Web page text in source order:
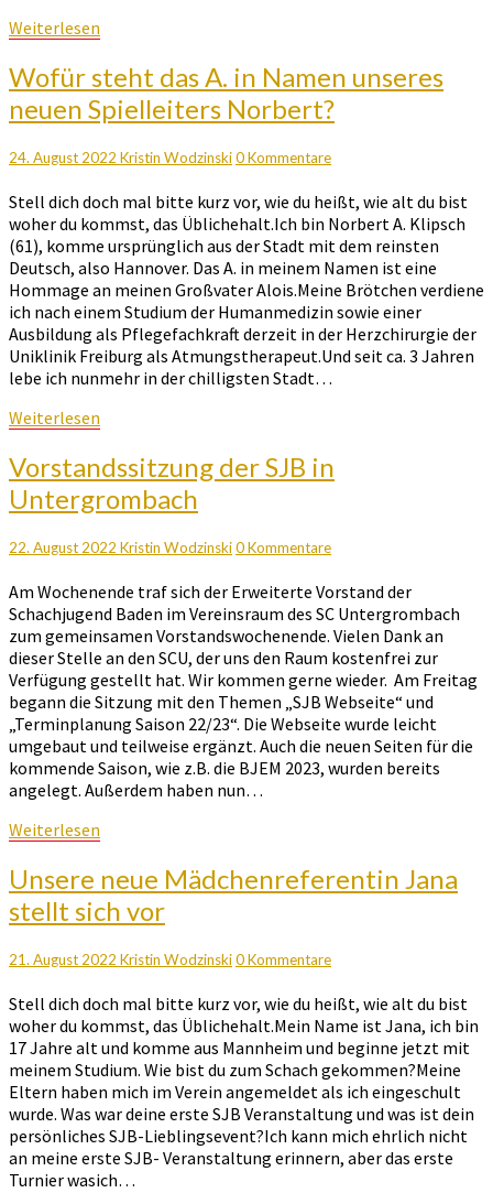
Weiterlesen
Wofür
steht
das
in
unseres
neuen
Spielleiters
Norbert?
Wofür steht das A. in Namen unseres
neuen Spielleiters Norbert?
24. August 2022 Kristin WodzinskiKommentare
0 Kommentare
Stell dich doch mal bitte kurz vor, wie du heißt, wie alt du bist
woher du kommst, das Üblichehalt.Ich bin Norbert A. Klipsch
(61), komme ursprünglich aus der Stadt mit dem reinsten
Deutsch, also Hannover. Das A. in meinem Namen ist eine
Hommage an meinen Großvater Alois.Meine Brötchen verdiene
ich nach einem Studium der Humanmedizin sowie einer
Ausbildung als Pflegefachkraft derzeit in der Herzchirurgie der
Uniklinik Freiburg als Atmungstherapeut.Und seit ca. 3 Jahren
lebe ich nunmehr in der chilligsten Stadt…
Weiterlesen
Vorstandssitzung
der
SJB
Untergrombach
Vorstandssitzung der SJB in
Untergrombach
22. August 2022 Kristin WodzinskiKommentare
0 Kommentare
Am Wochenende traf sich der Erweiterte Vorstand der
Schachjugend Baden im Vereinsraum des SC Untergrombach
zum gemeinsamen Vorstandswochenende. Vielen Dank an
dieser Stelle an den SCU, der uns den Raum kostenfrei zur
Verfügung gestellt hat. Wir kommen gerne wieder. Am Freitag
begann die Sitzung mit den Themen „SJB Webseite“ und
„Terminplanung Saison 22/23“. Die Webseite wurde leicht
umgebaut und teilweise ergänzt. Auch die neuen Seiten für die
kommende Saison, wie z.B. die BJEM 2023, wurden bereits
angelegt. Außerdem haben nun…
Weiterlesen
Unsere
neue
Mädchenreferentin
stellt
vor
Unsere neue Mädchenreferentin Jana
stellt sich vor
21. August 2022 Kristin WodzinskiKommentare
0 Kommentare
Stell dich doch mal bitte kurz vor, wie du heißt, wie alt du bist
woher du kommst, das Üblichehalt.Mein Name ist Jana, ich bin
17 Jahre alt und komme aus Mannheim und beginne jetzt mit
meinem Studium. Wie bist du zum Schach gekommen?Meine
Eltern haben mich im Verein angemeldet als ich eingeschult
wurde. Was war deine erste SJB Veranstaltung und was ist dein
persönliches SJB-Lieblingsevent?Ich kann mich ehrlich nicht
an meine erste SJB- Veranstaltung erinnern, aber das erste
Turnier wasich…